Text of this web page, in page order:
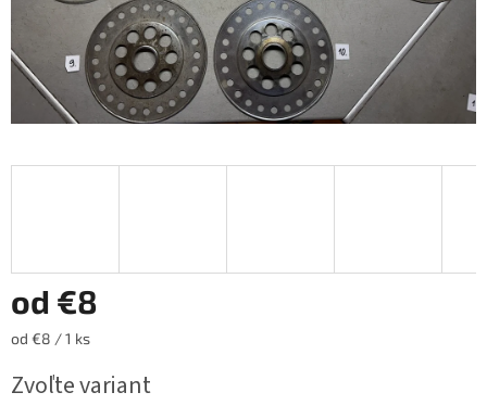
od €8
Jednotková
od €8 / 1 ks
Zvoľte variant